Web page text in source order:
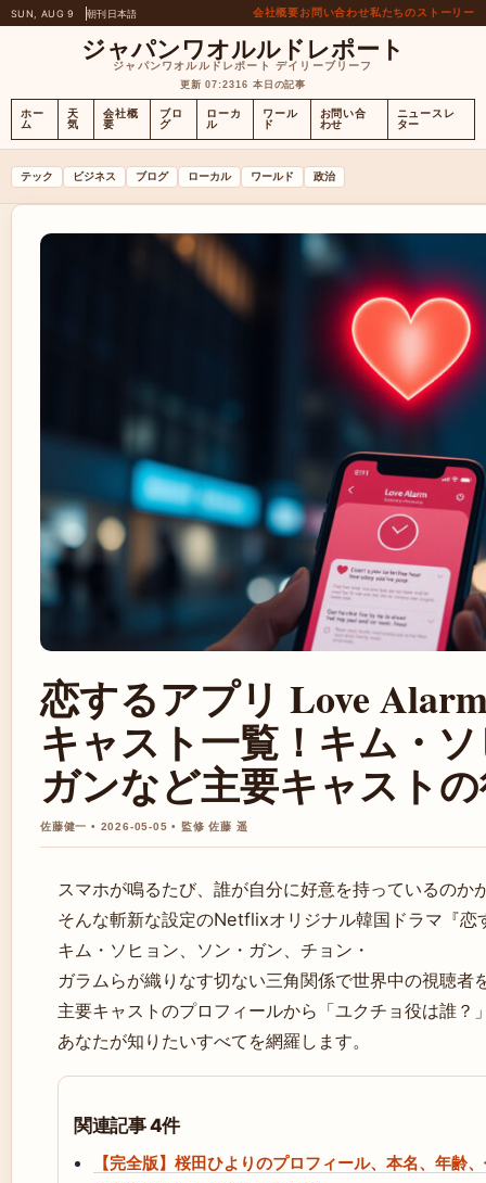
SUN, AUG 9 朝刊日本語 会社概要お問い合わせ私たちのストーリー
ジャパンワオルルドレポート
ジャパンワオルルドレポート デイリーブリーフ
更新 07:2316 本日の記事
ホー
ム
天
気
会社概
要
ブロ
グ
ローカ
ル
ワール
ド
お問い合
わせ
ニュースレ
ター
テック ビジネス ブログ ローカル ワールド 政治
恋するアプリ Love
キャスト一覧！キム・
ガンなど主要キャスト
佐藤健一 • 2026-05-05 • 監修 佐藤 遥
スマホが鳴るたび、誰が自分に好意を持っているの
そんな斬新な設定のNetflixオリジナル韓国ドラマ『
キム・ソヒョン、ソン・ガン、チョン・
ガラムらが織りなす切ない三角関係で世界中の視聴者
主要キャストのプロフィールから「ユクチョ役は誰？
あなたが知りたいすべてを網羅します。
関連記事 4件
【完全版】桜田ひよりのプロフィール、本名、年齢